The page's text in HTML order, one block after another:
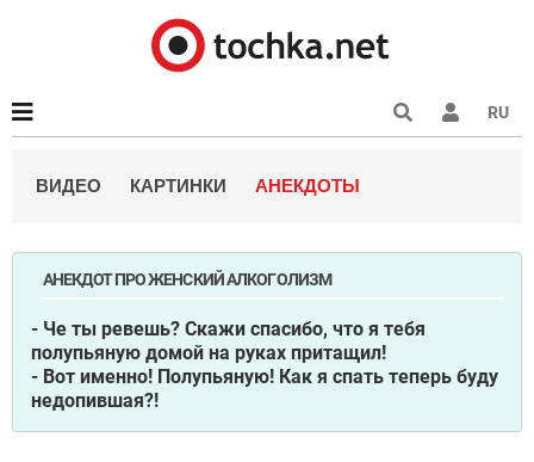
RU
ВИДЕО КАРТИНКИ АНЕКДОТЫ
АНЕКДОТ ПРО ЖЕНСКИЙ АЛКОГОЛИЗМ
- Че ты ревешь? Скажи спасибо, что я тебя
полупьяную домой на руках притащил!
- Вот именно! Полупьяную! Как я спать теперь буду
недопившая?!